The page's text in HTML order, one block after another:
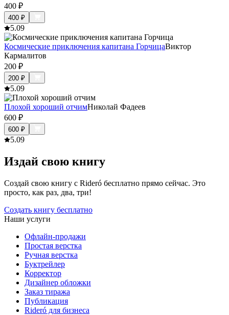
400 ₽
400 ₽
5.09
Космические приключения капитана ГорчицаВиктор
Кармалитов
200 ₽
200 ₽
5.09
Плохой хороший отчимНиколай Фадеев
600 ₽
600 ₽
5.09
Издай свою книгу
Создай свою книгу с Rideró бесплатно прямо сейчас. Это
просто, как раз, два, три!
Создать книгу бесплатно
Наши услуги
Офлайн-продажи
Простая верстка
Ручная верстка
Буктрейлер
Корректор
Дизайнер обложки
Заказ тиража
Публикация
Rideró для бизнеса